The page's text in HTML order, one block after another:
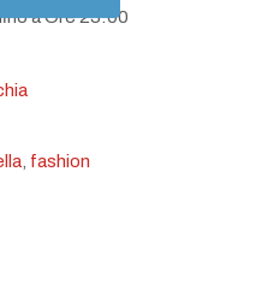
a Ore 23:00
fashion